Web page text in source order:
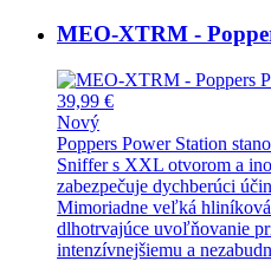
MEO-XTRM -
39,99 €
Nový
Poppers Power Station
Sniffer s XXL otvorom a
zabezpečuje dychberúci
Mimoriadne veľká
dlhotrvajúce uvoľňovanie
intenzívnejšiemu a